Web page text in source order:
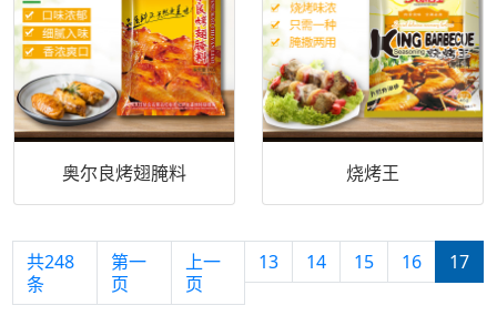
奥尔良烤翅腌料 烧烤王
共248
条
第一
页
上一
页
13 14 15 16 17